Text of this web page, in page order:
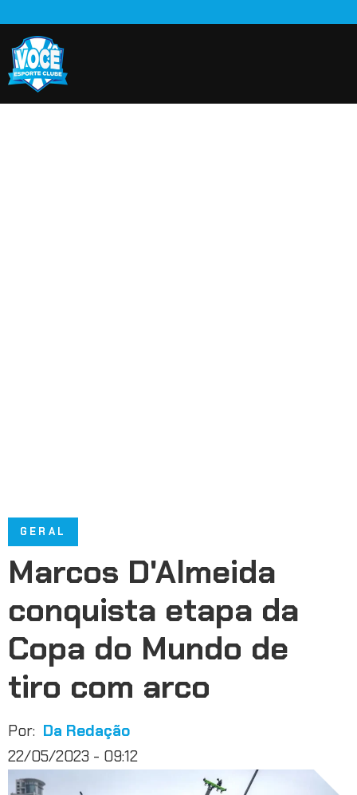
GERAL
Marcos D'Almeida
conquista etapa da
Copa do Mundo de
tiro com arco
Por: Da Redação
22/05/2023 - 09:12